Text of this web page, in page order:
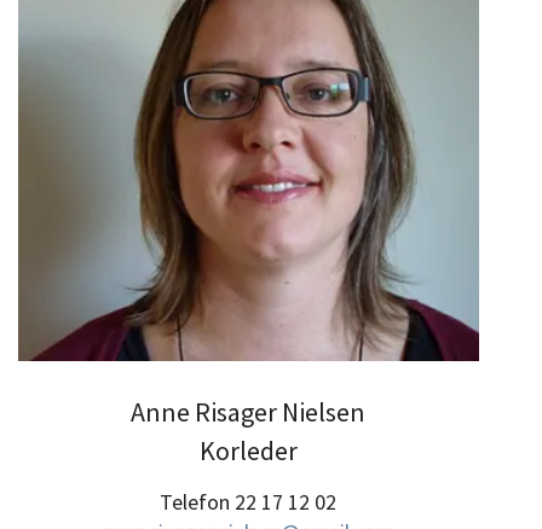
Anne Risager Nielsen
Korleder
Telefon 22 17 12 02